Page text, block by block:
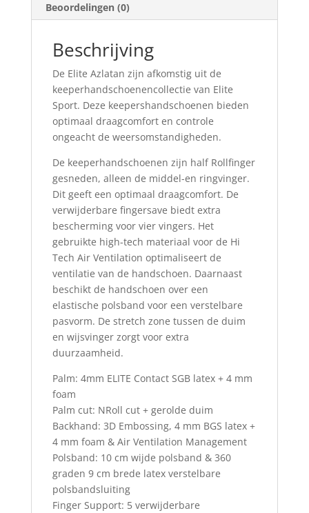
Beoordelingen (0)
Beschrijving
De Elite Azlatan zijn afkomstig uit de
keeperhandschoenencollectie van Elite
Sport. Deze keepershandschoenen bieden
optimaal draagcomfort en controle
ongeacht de weersomstandigheden.
De keeperhandschoenen zijn half Rollfinger
gesneden, alleen de middel-en ringvinger.
Dit geeft een optimaal draagcomfort. De
verwijderbare fingersave biedt extra
bescherming voor vier vingers. Het
gebruikte high-tech materiaal voor de Hi
Tech Air Ventilation optimaliseert de
ventilatie van de handschoen. Daarnaast
beschikt de handschoen over een
elastische polsband voor een verstelbare
pasvorm. De stretch zone tussen de duim
en wijsvinger zorgt voor extra
duurzaamheid.
Palm: 4mm ELITE Contact SGB latex + 4 mm
foam
Palm cut: NRoll cut + gerolde duim
Backhand: 3D Embossing, 4 mm BGS latex +
4 mm foam & Air Ventilation Management
Polsband: 10 cm wijde polsband & 360
graden 9 cm brede latex verstelbare
polsbandsluiting
Finger Support: 5 verwijderbare